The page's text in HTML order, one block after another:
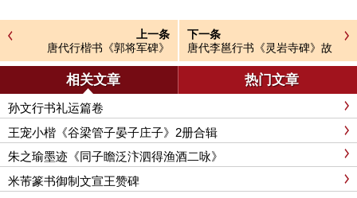
上一条
唐代行楷书《郭将军碑》
下一条
唐代李邕行书《灵岩寺碑》故
宫藏本
相关文章 热门文章
孙文行书礼运篇卷
王宠小楷《谷梁管子晏子庄子》2册合辑
朱之瑜墨迹《同子瞻泛汴泗得渔酒二咏》
米芾篆书御制文宣王赞碑